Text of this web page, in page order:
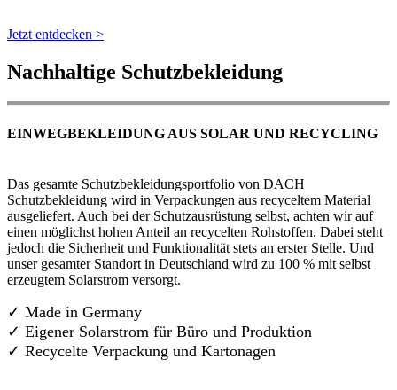
Jetzt entdecken >
Nachhaltige Schutzbekleidung
EINWEGBEKLEIDUNG AUS SOLAR UND RECYCLING
Das gesamte Schutzbekleidungsportfolio von DACH
Schutzbekleidung wird in Verpackungen aus recyceltem Material
ausgeliefert. Auch bei der Schutzausrüstung selbst, achten wir auf
einen möglichst hohen Anteil an recycelten Rohstoffen. Dabei steht
jedoch die Sicherheit und Funktionalität stets an erster Stelle. Und
unser gesamter Standort in Deutschland wird zu 100 % mit selbst
erzeugtem Solarstrom versorgt.
✓ Made in Germany
✓ Eigener Solarstrom für Büro und Produktion
✓ Recycelte Verpackung und Kartonagen